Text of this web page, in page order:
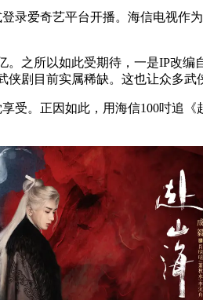
录爱奇艺平台开播。海信电视作
之所以如此受期待，一是IP改
剧目前实属稀缺。这也让众多武
受。正因如此，用海信100吋追